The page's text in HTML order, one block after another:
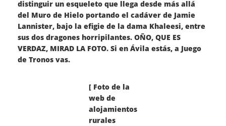
distinguir un esqueleto que llega desde más allá
del Muro de Hielo portando el cadáver de Jamie
Lannister, bajo la efigie de la dama Khaleesi, entre
sus dos dragones horripilantes. OÑO, QUE ES
VERDAZ, MIRAD LA FOTO. Si en Ávila estás, a Juego
de Tronos vas.
[ Foto de la
web de
alojamientos
rurales